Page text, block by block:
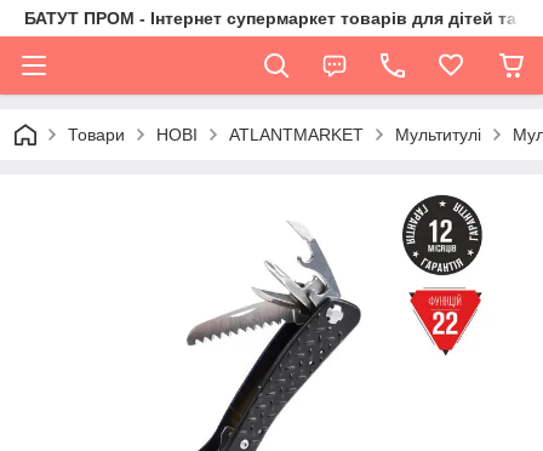
БАТУТ ПРОМ - Інтернет супермаркет товарів для дітей та їх
Товари НОВІ ATLANTMARKET Мультитулі